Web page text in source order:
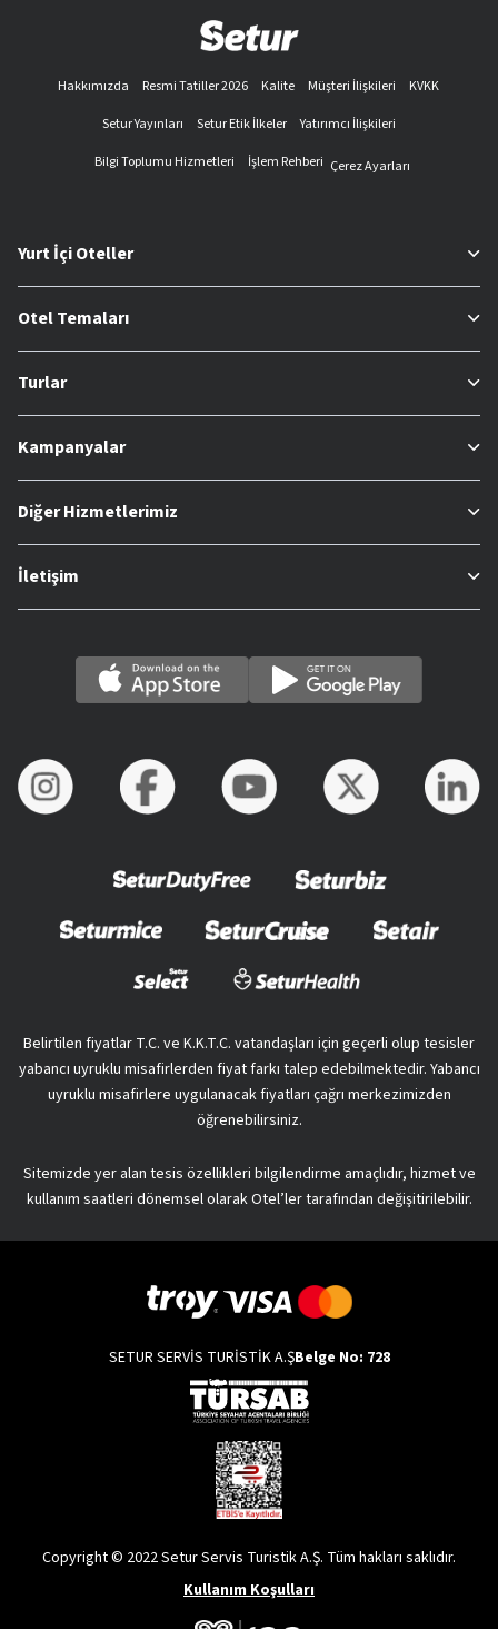
Hakkımızda Resmi Tatiller 2026 Kalite Müşteri İlişkileri
KVKK
Setur Yayınları
Setur Etik İlkeler
Yatırımcı İlişkileri
Bilgi Toplumu Hizmetleri
İşlem Rehberi Çerez Ayarları
Yurt İçi Oteller
Otel Temaları
Turlar
Kampanyalar
Diğer Hizmetlerimiz
İletişim
Belirtilen fiyatlar T.C. ve K.K.T.C. vatandaşları için geçerli olup tesisler
yabancı uyruklu misafirlerden fiyat farkı talep edebilmektedir. Yabancı
uyruklu misafirlere uygulanacak fiyatları çağrı merkezimizden
öğrenebilirsiniz.
Sitemizde yer alan tesis özellikleri bilgilendirme amaçlıdır, hizmet ve
kullanım saatleri dönemsel olarak Otel’ler tarafından değişitirilebilir.
SETUR SERVİS TURİSTİK A.ŞBelge No: 728
Copyright © 2022 Setur Servis Turistik A.Ş. Tüm hakları saklıdır.
Kullanım Koşulları